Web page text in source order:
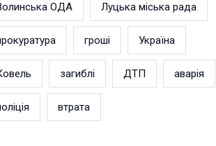
ОДА Луцька міська рада
гроші Україна
загиблі ДТП аварія
втрата